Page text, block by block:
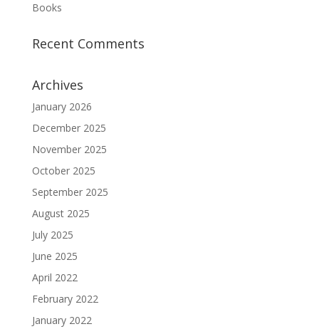
Books
Recent Comments
Archives
January 2026
December 2025
November 2025
October 2025
September 2025
August 2025
July 2025
June 2025
April 2022
February 2022
January 2022